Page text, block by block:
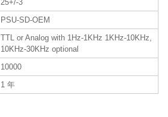
25+/-3
PSU-SD-OEM
TTL or Analog with 1Hz-1KHz 1KHz-10KHz,
10KHz-30KHz optional
10000
1 年